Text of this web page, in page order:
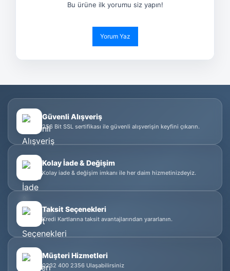
Bu ürüne ilk yorumu siz yapın!
Yorum Yaz
Güvenli Alışveriş
256 Bit SSL sertifikası ile güvenli alışverişin keyfini çıkarın.
Kolay İade & Değişim
Kolay iade & değişim imkanı ile her daim hizmetinizdeyiz.
Taksit Seçenekleri
Kredi Kartlarına taksit avantajlarından yararlanın.
Müşteri Hizmetleri
0232 400 2356 Ulaşabilirsiniz